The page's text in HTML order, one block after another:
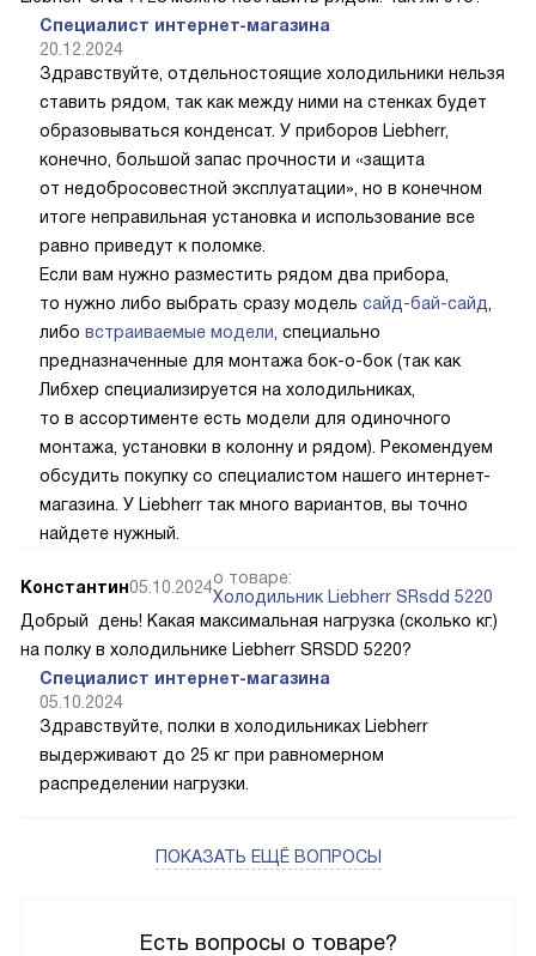
Есть вопросы о товаре?
Специалист интернет-магазина
20.12.2024
Здравствуйте, отдельностоящие холодильники нельзя
ставить рядом, так как между ними на стенках будет
образовываться конденсат. У приборов Liebherr,
конечно, большой запас прочности и «защита
от недобросовестной эксплуатации», но в конечном
итоге неправильная установка и использование все
равно приведут к поломке.
Если вам нужно разместить рядом два прибора,
то нужно либо выбрать сразу модель сайд-бай-сайд
либо встраиваемые модели , специально
предназначенные для монтажа бок-о-бок (так как
Либхер специализируется на холодильниках,
то в ассортименте есть модели для одиночного
монтажа, установки в колонну и рядом). Рекомендуем
обсудить покупку со специалистом нашего интернет-
магазина. У Liebherr так много вариантов, вы точно
найдете нужный.
Константин05.10.2024о товаре:
Холодильник Liebherr SRsdd 5220
Добрый день! Какая максимальная нагрузка (сколько кг.)
на полку в холодильнике Liebherr SRSDD 5220?
Специалист интернет-магазина
05.10.2024
Здравствуйте, полки в холодильниках Liebherr
выдерживают до 25 кг при равномерном
распределении нагрузки.
ПОКАЗАТЬ ЕЩЁ ВОПРОСЫ